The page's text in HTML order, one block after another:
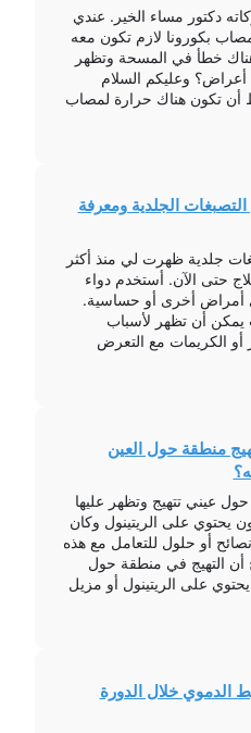
دكتور مساء الخير. عندي
بكورونا لازم تكون معه
خطأ في المسحة وتظهر
أعراض؟ وعليكم السلام
أن تكون هناك حرارة لمصاب
الجلدية ومعرفة
جلدية ظهرت لي منذ أكثر
حتى الآن. أستخدم دواء
أمراض أخرى أو حساسية.
يمكن أن تظهر لأسباب
أو الكريمات مع التعرض
منطقة حول العين
عيني تتهيج وتظهر عليها
يحتوي على الريتينول وكان
أو حلول للتعامل مع هذه
أن التهيج في منطقة حول
على الريتينول أو مزيل
الدموي خلال الدورة